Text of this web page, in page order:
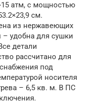
атм, с мощностью
см.
из нержавеющих
– удобна для сушки
детали
рассчитано для
под
носителя
– 6,5 кв. м. В ПС